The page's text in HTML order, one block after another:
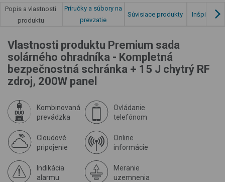
Popis a vlastnosti
produktu
Príručky a súbory na
prevzatie
Súvisiace produkty Inšpirácia
Vlastnosti produktu Premium sada
solárného ohradníka - Kompletná
bezpečnostná schránka + 15 J chytrý RF
zdroj, 200W panel
Kombinovaná
prevádzka
Ovládanie
telefónom
Cloudové
pripojenie
Online
informácie
Indikácia
alarmu
Meranie
uzemnenia